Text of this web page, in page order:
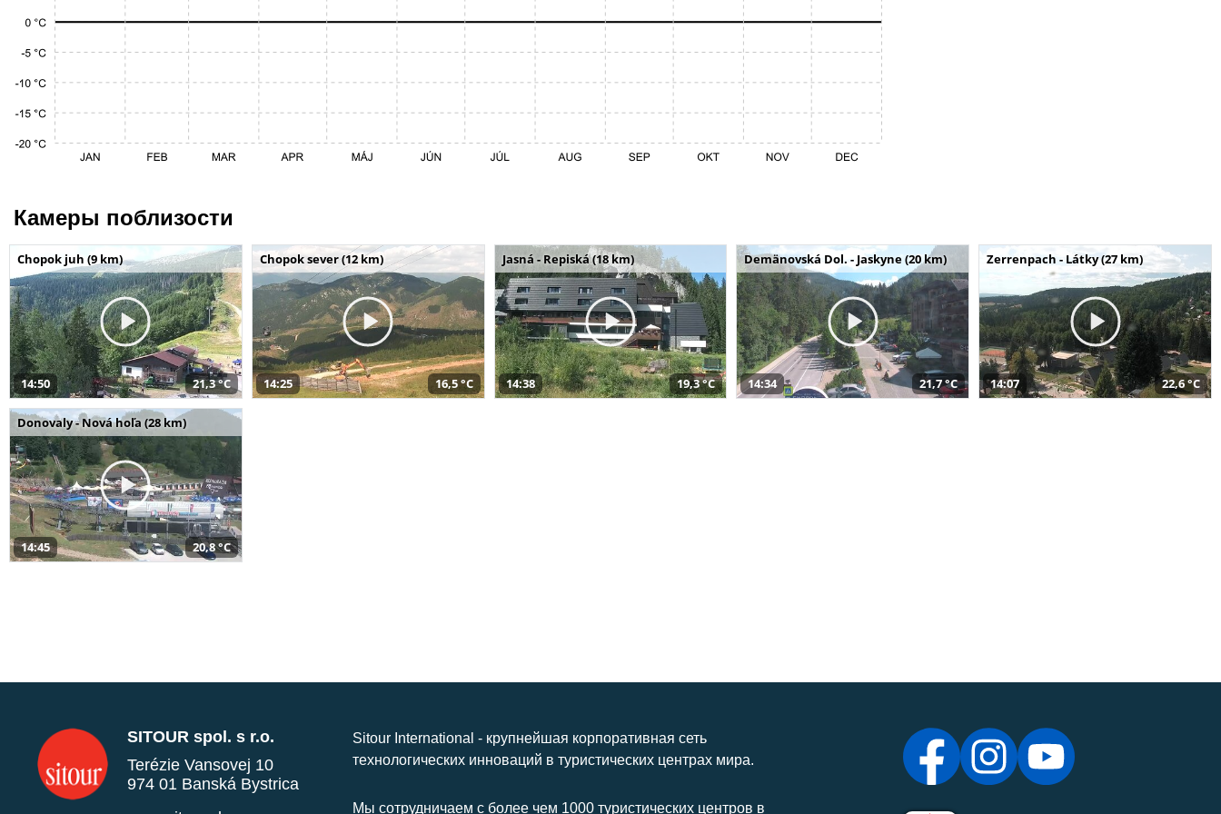
Камеры поблизости
Chopok juh (9 km)
14:50 21,3 °C
Chopok sever (12 km)
14:25 16,5 °C
Jasná - Repiská (18 km)
14:38 19,3 °C
Demänovská Dol. - Jaskyne (20 km)
14:34 21,7 °C
Zerrenpach - Látky (27 km)
14:07 22,6 °C
Donovaly - Nová hoľa (28 km)
14:45 20,8 °C
SITOUR spol. s r.o.
Terézie Vansovej 10
974 01 Banská Bystrica
Sitour International - крупнейшая корпоративная сеть
технологических инноваций в туристических центрах мира.
Мы сотрудничаем с более чем 1000 туристических центров в